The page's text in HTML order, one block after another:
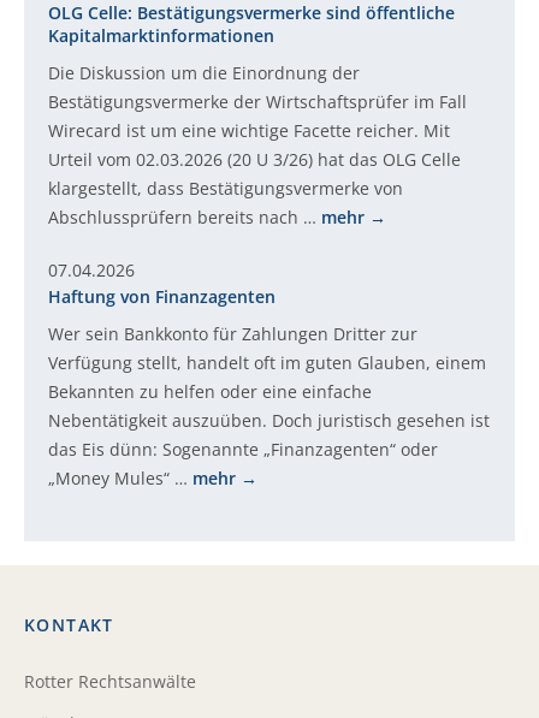
OLG Celle: Bestätigungsvermerke sind öffentliche
Kapitalmarktinformationen
Die Diskussion um die Einordnung der
Bestätigungsvermerke der Wirtschaftsprüfer im Fall
Wirecard ist um eine wichtige Facette reicher. Mit
Urteil vom 02.03.2026 (20 U 3/26) hat das OLG Celle
klargestellt, dass Bestätigungsvermerke von
Abschlussprüfern bereits nach … mehr
07.04.2026
Haftung von Finanzagenten
Wer sein Bankkonto für Zahlungen Dritter zur
Verfügung stellt, handelt oft im guten Glauben, einem
Bekannten zu helfen oder eine einfache
Nebentätigkeit auszuüben. Doch juristisch gesehen ist
das Eis dünn: Sogenannte „Finanzagenten“ oder
„Money Mules“ … mehr
KONTAKT
Rotter Rechtsanwälte